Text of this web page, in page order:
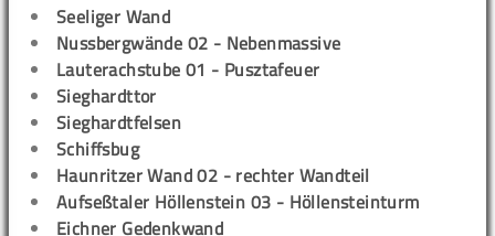
Seeliger Wand
Nussbergwände 02 - Nebenmassive
Lauterachstube 01 - Pusztafeuer
Sieghardttor
Sieghardtfelsen
Schiffsbug
Haunritzer Wand 02 - rechter Wandteil
Aufseßtaler Höllenstein 03 - Höllensteinturm
Eichner Gedenkwand